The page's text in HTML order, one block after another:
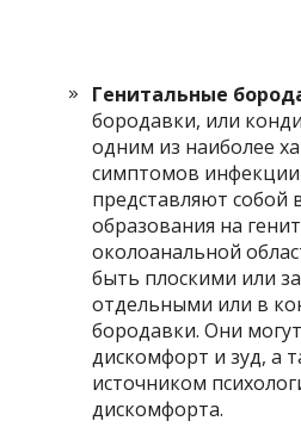
Генитальные
бородавки, или
одним из наиболее
симптомов
представляют
образования на
околоанальной
быть плоскими или
отдельными или в
бородавки. Они
дискомфорт и зуд, а
источником
дискомфорта.